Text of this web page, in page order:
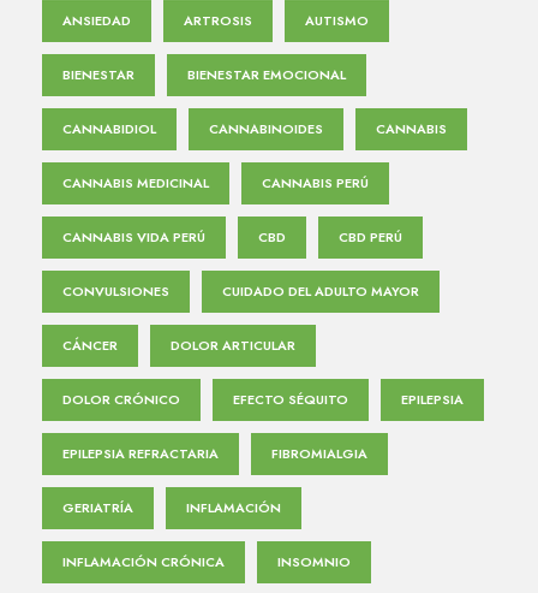
ANSIEDAD ARTROSIS AUTISMO
BIENESTAR BIENESTAR EMOCIONAL
CANNABIDIOL CANNABINOIDES CANNABIS
CANNABIS MEDICINAL CANNABIS PERÚ
CANNABIS VIDA PERÚ CBD CBD PERÚ
CONVULSIONES CUIDADO DEL ADULTO MAYOR
CÁNCER DOLOR ARTICULAR
DOLOR CRÓNICO EFECTO SÉQUITO EPILEPSIA
EPILEPSIA REFRACTARIA FIBROMIALGIA
GERIATRÍA INFLAMACIÓN
INFLAMACIÓN CRÓNICA INSOMNIO